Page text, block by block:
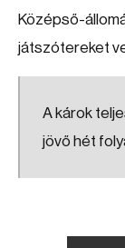
Középső-
játszótereket
A károk
jövő hét